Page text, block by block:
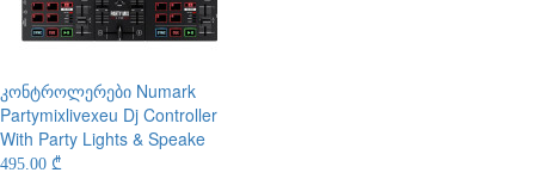
კონტროლერები Numark
Partymixlivexeu Dj Controller
With Party Lights & Speake
495.00 ₾